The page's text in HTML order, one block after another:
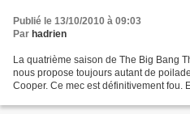
Publié le 13/10/2010 à 09:03
Par hadrien
La quatrième saison de The Big Bang
nous propose toujours autant de
Cooper. Ce mec est définitivement fou.